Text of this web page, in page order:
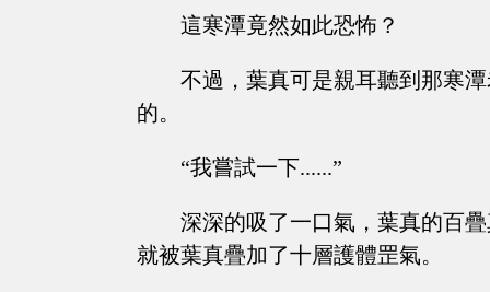
這寒潭竟然如此恐怖？
不過，葉真可是親耳聽到那寒
的。
“我嘗試一下......”
深深的吸了一口氣，葉真的百
就被葉真疊加了十層護體罡氣。